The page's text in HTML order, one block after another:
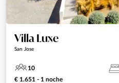
Villa Luxe
San Jose
10
€ 1.651 - 1 noche